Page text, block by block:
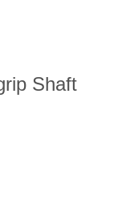
Shaft